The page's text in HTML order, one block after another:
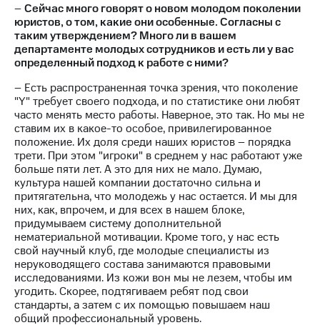
–Сейчас много говорят о новом молодом поколении
юристов, о том, какие они особенные. Согласны с
таким утверждением? Много ли в вашем
департаменте молодых сотрудников и есть ли у вас
определенный подход к работе с ними?
– Есть распространенная точка зрения, что поколение
"Y" требует своего подхода, и по статистике они любят
часто менять место работы. Наверное, это так. Но мы не
ставим их в какое-то особое, привилегированное
положение. Их доля среди наших юристов – порядка
трети. При этом "игроки" в среднем у нас работают уже
больше пяти лет. А это для них не мало. Думаю,
культура нашей компании достаточно сильна и
притягательна, что молодежь у нас остается. И мы для
них, как, впрочем, и для всех в нашем блоке,
придумываем систему дополнительной
нематериальной мотивации. Кроме того, у нас есть
свой научный клуб, где молодые специалисты из
неруководящего состава занимаются правовыми
исследованиями. Из кожи вон мы не лезем, чтобы им
угодить. Скорее, подтягиваем ребят под свои
стандарты, а затем с их помощью повышаем наш
общий профессиональный уровень.